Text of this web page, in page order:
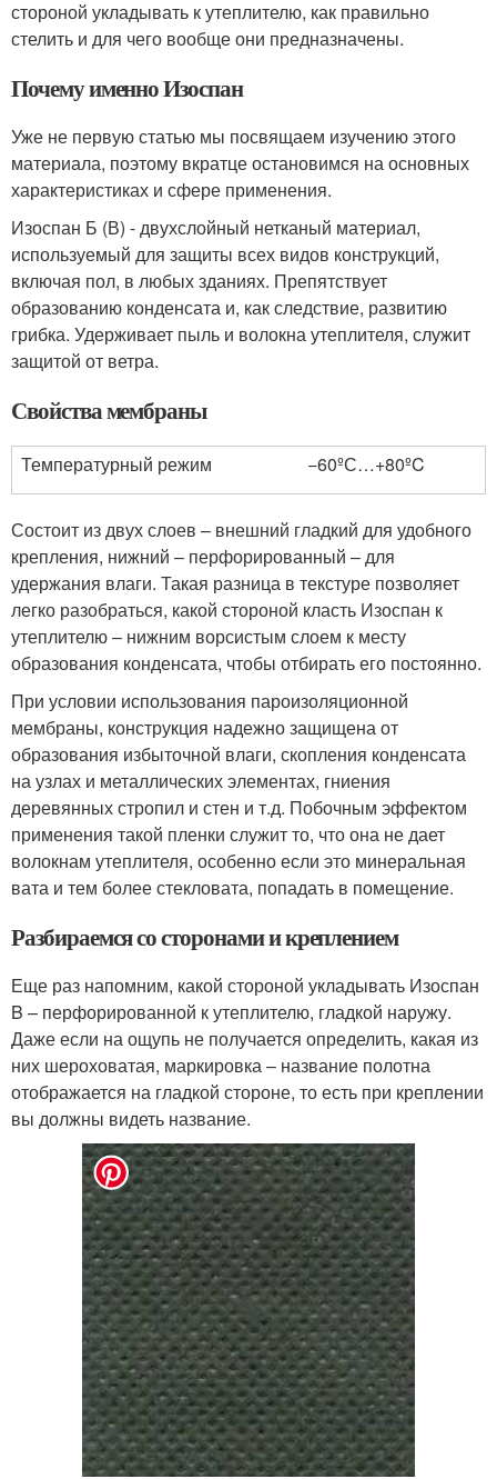
стороной укладывать к утеплителю, как правильно
стелить и для чего вообще они предназначены.
Почему именно Изоспан
Уже не первую статью мы посвящаем изучению этого
материала, поэтому вкратце остановимся на основных
характеристиках и сфере применения.
Изоспан Б (В) - двухслойный нетканый материал,
используемый для защиты всех видов конструкций,
включая пол, в любых зданиях. Препятствует
образованию конденсата и, как следствие, развитию
грибка. Удерживает пыль и волокна утеплителя, служит
защитой от ветра.
Свойства мембраны
Температурный режим −60ºС…+80ºC
Состоит из двух слоев – внешний гладкий для удобного
крепления, нижний – перфорированный – для
удержания влаги. Такая разница в текстуре позволяет
легко разобраться, какой стороной класть Изоспан к
утеплителю – нижним ворсистым слоем к месту
образования конденсата, чтобы отбирать его постоянно.
При условии использования пароизоляционной
мембраны, конструкция надежно защищена от
образования избыточной влаги, скопления конденсата
на узлах и металлических элементах, гниения
деревянных стропил и стен и т.д. Побочным эффектом
применения такой пленки служит то, что она не дает
волокнам утеплителя, особенно если это минеральная
вата и тем более стекловата, попадать в помещение.
Разбираемся со сторонами и креплением
Еще раз напомним, какой стороной укладывать Изоспан
B – перфорированной к утеплителю, гладкой наружу.
Даже если на ощупь не получается определить, какая из
них шероховатая, маркировка – название полотна
отображается на гладкой стороне, то есть при креплении
вы должны видеть название.